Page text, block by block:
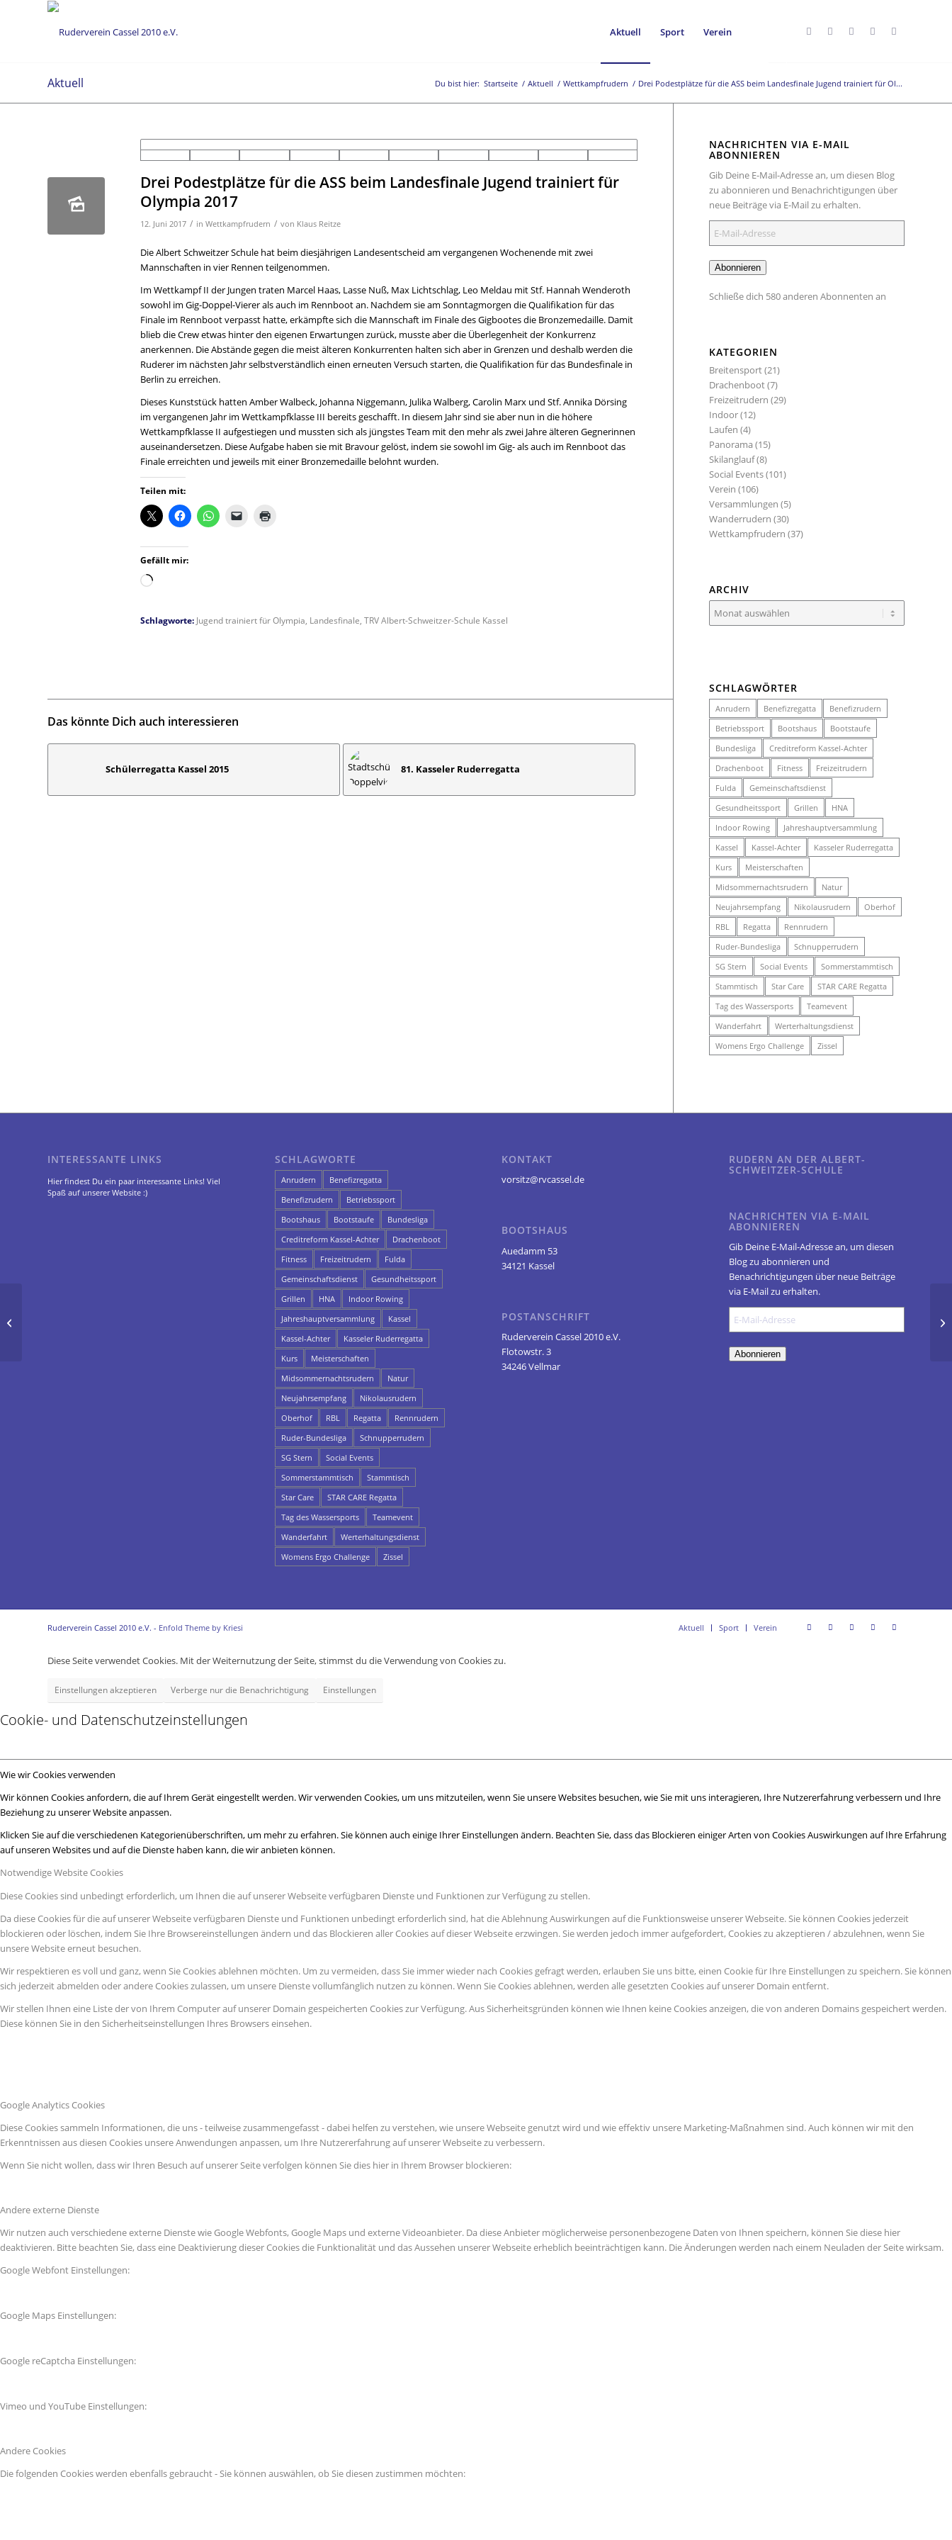
Aktuell Sport Verein
Aktuell Du bist hier: Startseite / Aktuell / Wettkampfrudern / Drei Podestplätze für die ASS beim Landesfinale Jugend trainiert für Ol...
Drei Podestplätze für die ASS beim Landesfinale Jugend trainiert für
Olympia 2017
12. Juni 2017 / in Wettkampfrudern / von Klaus Reitze
Die Albert Schweitzer Schule hat beim diesjährigen Landesentscheid am vergangenen Wochenende mit zwei
Mannschaften in vier Rennen teilgenommen.
Im Wettkampf II der Jungen traten Marcel Haas, Lasse Nuß, Max Lichtschlag, Leo Meldau mit Stf. Hannah Wenderoth
sowohl im Gig-Doppel-Vierer als auch im Rennboot an. Nachdem sie am Sonntagmorgen die Qualifikation für das
Finale im Rennboot verpasst hatte, erkämpfte sich die Mannschaft im Finale des Gigbootes die Bronzemedaille. Damit
blieb die Crew etwas hinter den eigenen Erwartungen zurück, musste aber die Überlegenheit der Konkurrenz
anerkennen. Die Abstände gegen die meist älteren Konkurrenten halten sich aber in Grenzen und deshalb werden die
Ruderer im nächsten Jahr selbstverständlich einen erneuten Versuch starten, die Qualifikation für das Bundesfinale in
Berlin zu erreichen.
Dieses Kunststück hatten Amber Walbeck, Johanna Niggemann, Julika Walberg, Carolin Marx und Stf. Annika Dörsing
im vergangenen Jahr im Wettkampfklasse III bereits geschafft. In diesem Jahr sind sie aber nun in die höhere
Wettkampfklasse II aufgestiegen und mussten sich als jüngstes Team mit den mehr als zwei Jahre älteren Gegnerinnen
auseinandersetzen. Diese Aufgabe haben sie mit Bravour gelöst, indem sie sowohl im Gig- als auch im Rennboot das
Finale erreichten und jeweils mit einer Bronzemedaille belohnt wurden.
Teilen mit:
Gefällt mir:
Wird
Schlagworte: Jugend trainiert für Olympia Landesfinale TRV Albert-Schweitzer-Schule Kassel
Das könnte Dich auch interessieren
Schülerregatta Kassel 2015 81. Kasseler Ruderregatta
NACHRICHTEN VIA E-MAIL
ABONNIEREN
Gib Deine E-Mail-Adresse an, um diesen Blog
zu abonnieren und Benachrichtigungen über
neue Beiträge via E-Mail zu erhalten.
Abonnieren
Schließe dich 580 anderen Abonnenten an
KATEGORIEN
Breitensport(21)
Drachenboot(7)
Freizeitrudern (29)
Indoor(12)
Laufen (4)
Panorama (15)
Skilanglauf(8)
Social Events(101)
Verein (106)
Versammlungen (5)
Wanderrudern (30)
Wettkampfrudern (37)
ARCHIV
SCHLAGWÖRTER
Anrudern Benefizregatta
Benefizrudern
Betriebssport
Bootshaus
Bootstaufe
Bundesliga
Creditreform Kassel-Achter
Drachenboot
Fitness
Freizeitrudern
Fulda
Gemeinschaftsdienst
Gesundheitssport
Grillen
HNA
Indoor Rowing
Jahreshauptversammlung
Kassel
Kassel-Achter
Kasseler Ruderregatta
Kurs
Meisterschaften
Midsommernachtsrudern
Natur
Neujahrsempfang
Nikolausrudern
Oberhof
RBL
Regatta
Rennrudern
Ruder-Bundesliga
Schnupperrudern
SG Stern
Social Events
Sommerstammtisch
Stammtisch
Star Care
STAR CARE Regatta
Tag des Wassersports
Teamevent
Wanderfahrt
Werterhaltungsdienst
Womens Ergo Challenge
Zissel
INTERESSANTE LINKS
Hier findest Du ein paar interessante Links! Viel
Spaß auf unserer Website :)
SCHLAGWORTE
Anrudern
Benefizregatta
Benefizrudern
Betriebssport
Bootshaus
Bootstaufe
Bundesliga
Creditreform Kassel-Achter
Drachenboot
Fitness
Freizeitrudern
Fulda
Gemeinschaftsdienst
Gesundheitssport
Grillen
HNA
Indoor Rowing
Jahreshauptversammlung
Kassel
Kassel-Achter
Kasseler Ruderregatta
Kurs
Meisterschaften
Midsommernachtsrudern
Natur
Neujahrsempfang
Nikolausrudern
Oberhof
RBL Regatta
Rennrudern
Ruder-Bundesliga
Schnupperrudern
SG Stern
Social Events
Sommerstammtisch
Stammtisch
Star Care
STAR CARE Regatta
Tag des Wassersports
Teamevent
Wanderfahrt
Werterhaltungsdienst
Womens Ergo Challenge
Zissel
KONTAKT
vorsitz@rvcassel.de
BOOTSHAUS
Auedamm 53
34121 Kassel
POSTANSCHRIFT
Ruderverein Cassel 2010 e.V.
Flotowstr. 3
34246 Vellmar
RUDERN AN DER ALBERT-
SCHWEITZER-SCHULE
NACHRICHTEN VIA E-MAIL
ABONNIEREN
Gib Deine E-Mail-Adresse an, um diesen
Blog zu abonnieren und
Benachrichtigungen über neue Beiträge
via E-Mail zu erhalten.
E-
Mail-
Adresse
Abonnieren
Ruderverein Cassel 2010 e.V. - Enfold Theme by Kriesi Aktuell Sport Verein
Diese Seite verwendet Cookies. Mit der Weiternutzung der Seite, stimmst du die Verwendung von Cookies zu.
Einstellungen akzeptieren Verberge nur die Benachrichtigung Einstellungen
Cookie- und Datenschutzeinstellungen
Wie wir Cookies verwenden
Wir können Cookies anfordern, die auf Ihrem Gerät eingestellt werden. Wir verwenden Cookies, um uns mitzuteilen, wenn Sie unsere Websites besuchen, wie Sie mit uns interagieren, Ihre Nutzererfahrung verbessern und Ihre
Beziehung zu unserer Website anpassen.
Klicken Sie auf die verschiedenen Kategorienüberschriften, um mehr zu erfahren. Sie können auch einige Ihrer Einstellungen ändern. Beachten Sie, dass das Blockieren einiger Arten von Cookies Auswirkungen auf Ihre Erfahrung
auf unseren Websites und auf die Dienste haben kann, die wir anbieten können.
Notwendige Website Cookies
Diese Cookies sind unbedingt erforderlich, um Ihnen die auf unserer Webseite verfügbaren Dienste und Funktionen zur Verfügung zu stellen.
Da diese Cookies für die auf unserer Webseite verfügbaren Dienste und Funktionen unbedingt erforderlich sind, hat die Ablehnung Auswirkungen auf die Funktionsweise unserer Webseite. Sie können Cookies jederzeit
blockieren oder löschen, indem Sie Ihre Browsereinstellungen ändern und das Blockieren aller Cookies auf dieser Webseite erzwingen. Sie werden jedoch immer aufgefordert, Cookies zu akzeptieren / abzulehnen, wenn Sie
unsere Website erneut besuchen.
Wir respektieren es voll und ganz, wenn Sie Cookies ablehnen möchten. Um zu vermeiden, dass Sie immer wieder nach Cookies gefragt werden, erlauben Sie uns bitte, einen Cookie für Ihre Einstellungen zu speichern. Sie können
sich jederzeit abmelden oder andere Cookies zulassen, um unsere Dienste vollumfänglich nutzen zu können. Wenn Sie Cookies ablehnen, werden alle gesetzten Cookies auf unserer Domain entfernt.
Wir stellen Ihnen eine Liste der von Ihrem Computer auf unserer Domain gespeicherten Cookies zur Verfügung. Aus Sicherheitsgründen können wie Ihnen keine Cookies anzeigen, die von anderen Domains gespeichert werden.
Diese können Sie in den Sicherheitseinstellungen Ihres Browsers einsehen.
Google Analytics Cookies
Diese Cookies sammeln Informationen, die uns - teilweise zusammengefasst - dabei helfen zu verstehen, wie unsere Webseite genutzt wird und wie effektiv unsere Marketing-Maßnahmen sind. Auch können wir mit den
Erkenntnissen aus diesen Cookies unsere Anwendungen anpassen, um Ihre Nutzererfahrung auf unserer Webseite zu verbessern.
Wenn Sie nicht wollen, dass wir Ihren Besuch auf unserer Seite verfolgen können Sie dies hier in Ihrem Browser blockieren:
Andere externe Dienste
Wir nutzen auch verschiedene externe Dienste wie Google Webfonts, Google Maps und externe Videoanbieter. Da diese Anbieter möglicherweise personenbezogene Daten von Ihnen speichern, können Sie diese hier
deaktivieren. Bitte beachten Sie, dass eine Deaktivierung dieser Cookies die Funktionalität und das Aussehen unserer Webseite erheblich beeinträchtigen kann. Die Änderungen werden nach einem Neuladen der Seite wirksam.
Google Webfont Einstellungen:
Google Maps Einstellungen:
Google reCaptcha Einstellungen:
Vimeo und YouTube Einstellungen:
Andere Cookies
Die folgenden Cookies werden ebenfalls gebraucht - Sie können auswählen, ob Sie diesen zustimmen möchten: